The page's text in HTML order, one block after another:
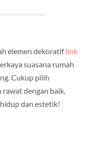
elemen dekoratiflink
suasana rumah
Cukup pilih
rawat dengan baik,
dan estetik!